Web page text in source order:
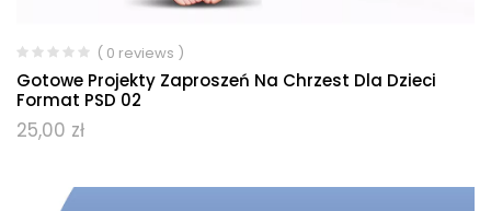
( 0 reviews )
Gotowe Projekty Zaproszeń Na Chrzest Dla Dzieci
Format PSD 02
25,00 zł